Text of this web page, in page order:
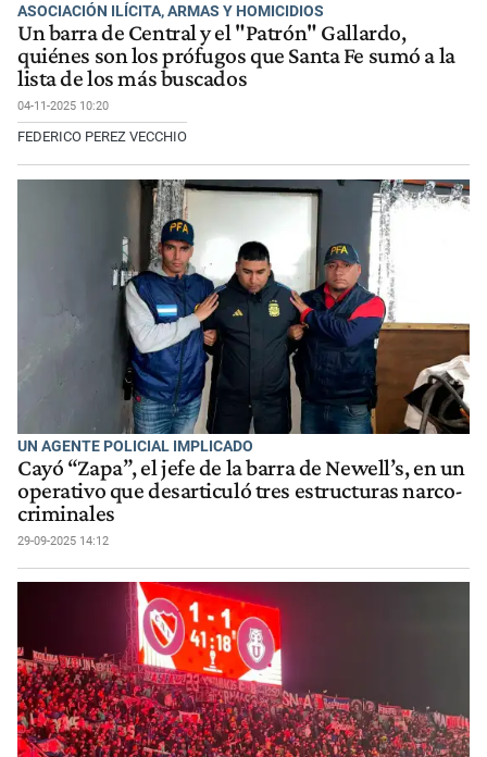
ASOCIACIÓN ILÍCITA, ARMAS Y HOMICIDIOS
Un barra de Central y el "Patrón" Gallardo,
quiénes son los prófugos que Santa Fe sumó a la
lista de los más buscados
04-11-2025 10:20
FEDERICO PEREZ VECCHIO
UN AGENTE POLICIAL IMPLICADO
Cayó “Zapa”, el jefe de la barra de Newell’s, en un
operativo que desarticuló tres estructuras narco-
criminales
29-09-2025 14:12